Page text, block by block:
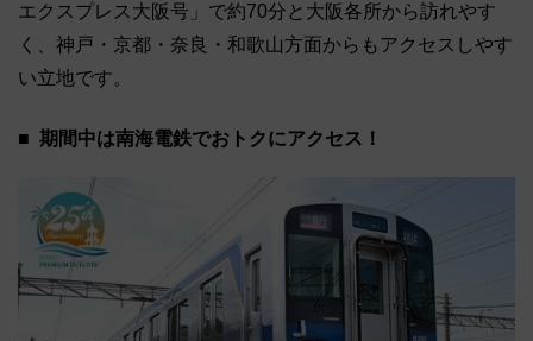
エクスプレス大阪号」で約70分と大阪各所から訪れやす
く、神戸・京都・奈良・和歌山方面からもアクセスしやす
い立地です。
期間中は南海電鉄でおトクにアクセス！